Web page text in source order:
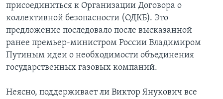
присоединиться к Организации Договора о
коллективной безопасности (ОДКБ). Это
предложение последовало после высказанной
ранее премьер-министром России Владимиром
Путиным идеи о необходимости объединения
государственных газовых компаний.
Неясно, поддерживает ли Виктор Янукович все